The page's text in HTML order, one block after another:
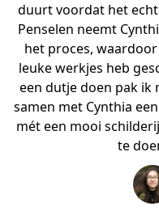
duurt voordat het
Penselen neemt
het proces,
leuke werkjes heb
een dutje doen pak ik
samen met Cynthia
mét een mooi
te